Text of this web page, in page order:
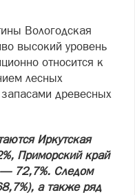
Вологодская
высокий уровень
относится к
лесных
древесных
Иркутская
Приморский край
72,7%. Следом
а также ряд